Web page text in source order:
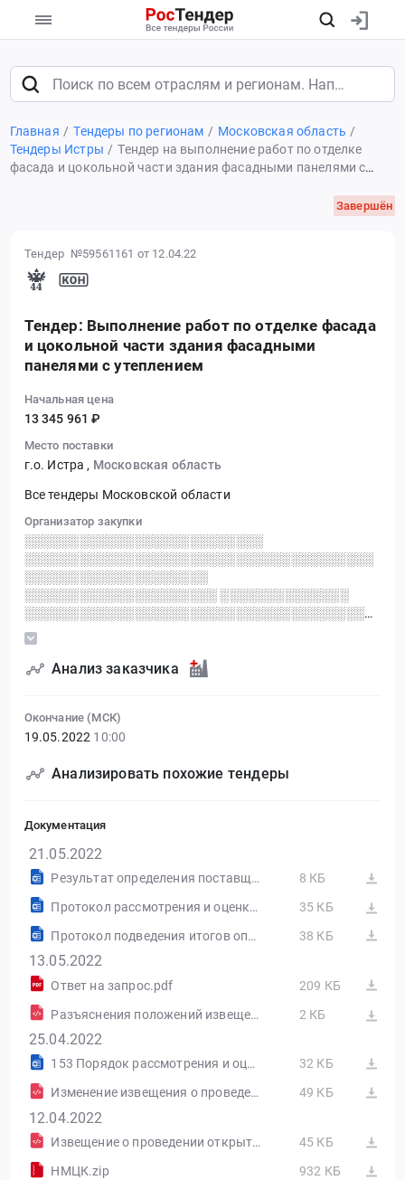
Главная Тендеры по регионам
Московская область
Тендеры Истры
Тендер на выполнение работ по отделке
фасада и цокольной части здания фасадными панелями с
Завершён
Тендер №59561161 от 12.04.22
Тендер: Выполнение работ по отделке фасада
и цокольной части здания фасадными
панелями с утеплением
Начальная цена
13 345 961 ₽
Место поставки
г.о. Истра , Московская область
Все тендеры Московской области
Организатор закупки
░░░░░░░░░░░░░░░░░░░░░░░░░░
░░░░░░░░░░░░░░░░░░░░░░░░░░░░░░░░░░░░░░
░░░░░░░░░░░░░░░░░░░░
░░░░░░░░░░░░░░░░░░░░░ ░░░░░░░░░░░░░░
░░░░░░░░░░░░░░░░░░░░░░░░░░░░░░░░░░░░░░
░░░░░░░░░░░
Анализ заказчика
Окончание (МСК)
19.05.2022 10:00
Анализировать похожие тендеры
Документация
21.05.2022
Результат определения поставщика (подрядчика, исполнителя), сформированный на основании размещенных протоколов
8 КБ
Протокол рассмотрения и оценки вторых частей заявок на участие в открытом конкурсе в электронной форме от 20.05.2022 №ПРОII1
35 КБ
Протокол подведения итогов определения поставщика (подрядчика, исполнителя) от 20.05.2022 №ИЭОК1
38 КБ
13.05.2022
Ответ на запрос.pdf
209 КБ
Разъяснения положений извещения об осуществлении закупки от 13.05.2022 №РИ1
2 КБ
25.04.2022
153 Порядок рассмотрения и оценки заявок на участие в конкурсе (с изм) (1).docx
32 КБ
Изменение извещения о проведении открытого конкурса в электронной форме от 25.04.2022 №ИИ1 в ред. №2
49 КБ
12.04.2022
Извещение о проведении открытого конкурса в электронной форме от 12.04.2022 №0848300048222000153
45 КБ
НМЦК.zip
932 КБ